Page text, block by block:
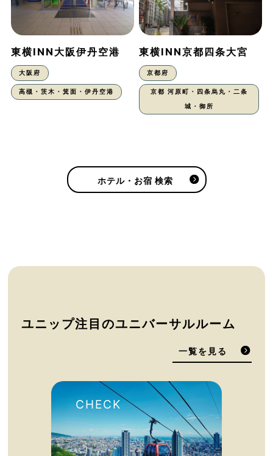
東横INN大阪伊丹空港
大阪府
高槻・茨木・箕面・伊丹空港
東横INN京都四条大宮
京都府
京都 河原町・四条烏丸・二条
城・御所
ホテル・お宿 検索
ユニップ注目のユニバーサルルーム
一覧を見る